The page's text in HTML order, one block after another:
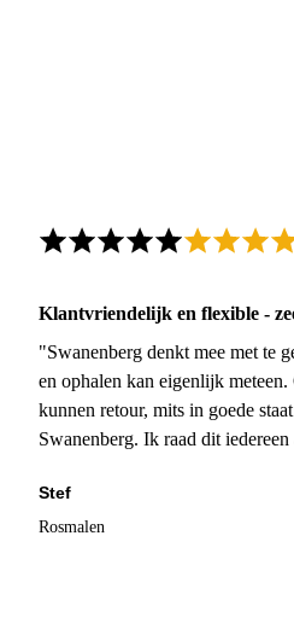
Klantvriendelijk en flexible -
"Swanenberg denkt mee met te
en ophalen kan eigenlijk
kunnen retour, mits in goede
Swanenberg. Ik raad dit
Stef
Rosmalen